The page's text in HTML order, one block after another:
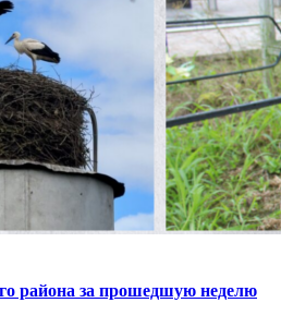
района за прошедшую неделю